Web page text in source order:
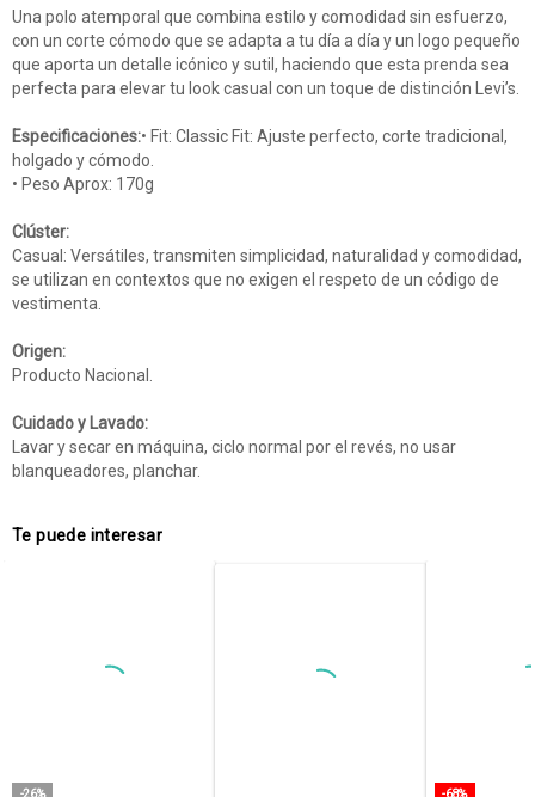
Una polo atemporal que combina estilo y comodidad sin esfuerzo,
con un corte cómodo que se adapta a tu día a día y un logo pequeño
que aporta un detalle icónico y sutil, haciendo que esta prenda sea
perfecta para elevar tu look casual con un toque de distinción Levi’s.
Especificaciones:• Fit: Classic Fit: Ajuste perfecto, corte tradicional,
holgado y cómodo.
• Peso Aprox: 170g
Clúster:
Casual: Versátiles, transmiten simplicidad, naturalidad y comodidad,
se utilizan en contextos que no exigen el respeto de un código de
vestimenta.
Origen:
Producto Nacional.
Cuidado y Lavado:
Lavar y secar en máquina, ciclo normal por el revés, no usar
blanqueadores, planchar.
Te puede interesar